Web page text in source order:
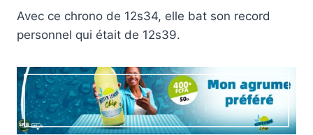
Avec ce chrono de 12s34, elle bat son record
personnel qui était de 12s39.